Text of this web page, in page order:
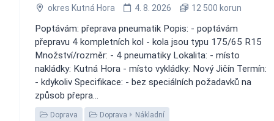
okres Kutná Hora 4. 8. 2026 12 500 korun
Poptávám: přeprava pneumatik Popis: - poptávám
přepravu 4 kompletních kol - kola jsou typu 175/65 R15
Množství/rozměr: - 4 pneumatiky Lokalita: - místo
nakládky: Kutná Hora - místo vykládky: Nový Jičín Termín:
- kdykoliv Specifikace: - bez speciálních požadavků na
způsob přepra...
Doprava Doprava Nákladní